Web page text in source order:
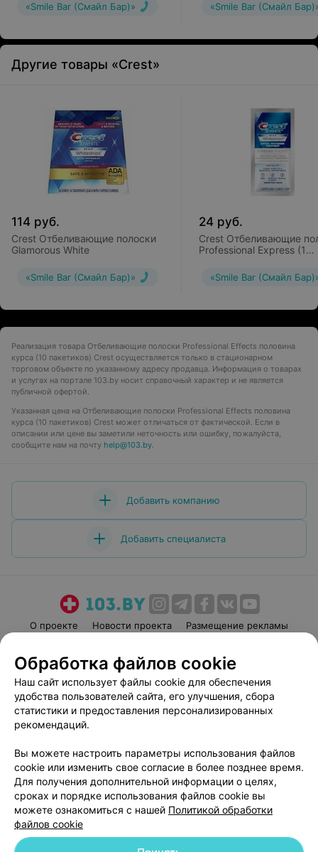
«Smile Bar (Смайл Бар)» «Smile Bar (Смайл
Другие товары «Crest»
114 руб.
Crest Отбеливающие полоски
Glamorous White
«Smile Bar (Смайл Бар)»
24 руб.
Crest Отбеливающие
Professional Express (1
«Smile Bar (Смайл
Реализация товара Отбеливающие полоски Professional Effects половина
курса (10 пакетиков) Crest осуществляется только в стационарном
торговом объекте по указанному адресу продавца. Информация о товарах
и услугах на портале 103.by носит справочный характер и не является
публичной офертой.
Указанная цена на Отбеливающие полоски Professional Effects половина
курса (10 пакетиков) Crest может отличаться от фактической. Если в
описании или цене вы заметили неточность или ошибку, пожалуйста,
сообщите нам на почту help@103.by.
Добавить компанию
Добавить специалиста
О проекте Новости проекта
Размещение рекламы
Пользовательское соглашение
Способы оплаты
Вакансии
Партнеры
Написать руководителю 103.by
Обработка персональных данных
Обработка файлов cookie
Наш сайт использует файлы cookie для обеспечения
удобства пользователей сайта, его улучшения, сбора
статистики и предоставления персонализированных
рекомендаций.
Вы можете настроить параметры использования файлов
cookie или изменить свое согласие в более позднее время.
Для получения дополнительной информации о целях,
сроках и порядке использования файлов cookie вы
можете ознакомиться с нашей Политикой обработки
файлов cookie